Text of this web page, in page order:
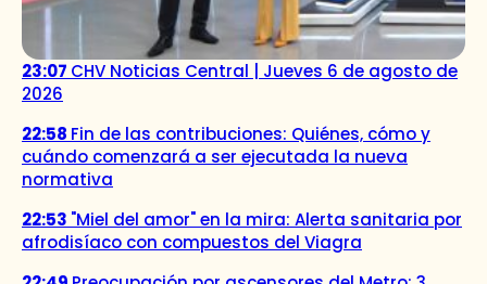
23:07 CHV Noticias Central | Jueves 6 de agosto de
2026
22:58 Fin de las contribuciones: Quiénes, cómo y
cuándo comenzará a ser ejecutada la nueva
normativa
22:53 "Miel del amor" en la mira: Alerta sanitaria por
afrodisíaco con compuestos del Viagra